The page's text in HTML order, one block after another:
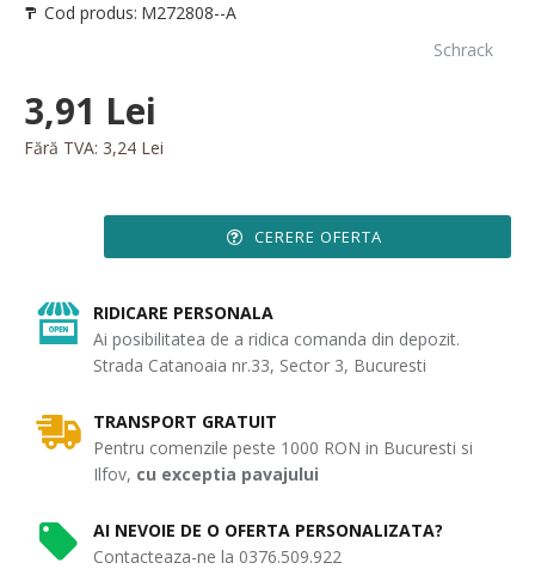
Cod produs: M272808--A
Schrack
3,91 Lei
Fără TVA: 3,24 Lei
CERERE OFERTA
RIDICARE PERSONALA
Ai posibilitatea de a ridica comanda din depozit.
Strada Catanoaia nr.33, Sector 3, Bucuresti
TRANSPORT GRATUIT
Pentru comenzile peste 1000 RON in Bucuresti si
Ilfov, cu exceptia pavajului
AI NEVOIE DE O OFERTA PERSONALIZATA?
Contacteaza-ne la 0376.509.922